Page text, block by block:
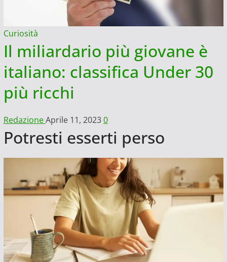
Curiosità
Il miliardario più giovane è
italiano: classifica Under 30
più ricchi
RedazioneAprile 11, 20230
Potresti esserti perso